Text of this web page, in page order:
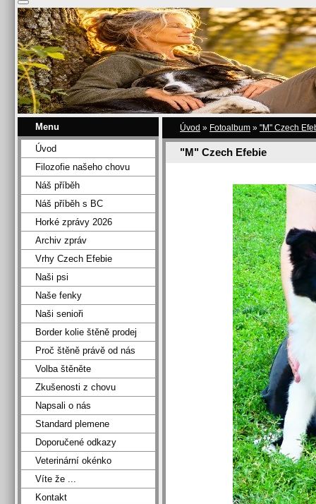
Úvod » Fotoalbum » "M" Czech
"M" Czech Efebie
Menu
Úvod
Filozofie našeho chovu
Náš příběh
Náš příběh s BC
Horké zprávy 2026
Archiv zpráv
Vrhy Czech Efebie
Naši psi
Naše fenky
Naši senioři
Border kolie štěně prodej
Proč štěně právě od nás
Volba štěněte
Zkušenosti z chovu
Napsali o nás
Standard plemene
Doporučené odkazy
Veterinární okénko
Víte že ...
Kontakt